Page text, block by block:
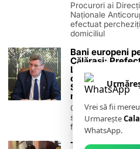
„Violența nu este cool!” –
desfășurată de jandarmi la
TERMENI ȘI CONDIȚII
PUBLICITATE ONLINE &
ZIARUL
Vrei să fii
Urmarește
WhatsApp.
Procurori ai
Naționale
efectuat
domiciliul
Bani europeni
Călărași:
Laurențiu State
colaborarea cu
Sud-Muntenia
noi finanțări
Călărașul se
să intre pe harta
finanțărilor
Târgul